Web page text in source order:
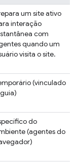
um site ativo
interação
com
quando um
visita o site.
(vinculado
do
(agentes do